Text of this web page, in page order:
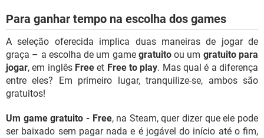
Para ganhar tempo na escolha dos games
A seleção oferecida implica duas maneiras de jogar de
graça – a escolha de um game gratuitoou um gratuito para
jogar, em inglês Free et Free to play. Mas qual é a diferença
entre eles? Em primeiro lugar, tranquilize-se, ambos são
gratuitos!
Um game gratuito - Free, na Steam, quer dizer que ele pode
ser baixado sem pagar nada e é jogável do início até o fim,